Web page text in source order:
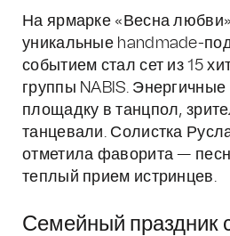
На ярмарке «Весна
уникальные handmade-
событием стал сет из 15
группы NABIS.
площадку в танцпол,
танцевали. Солистка
отметила фаворита —
теплый прием истринцев.
Семейный праздник